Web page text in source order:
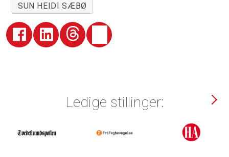
SUN HEIDI SÆBØ
Ledige stillinger: